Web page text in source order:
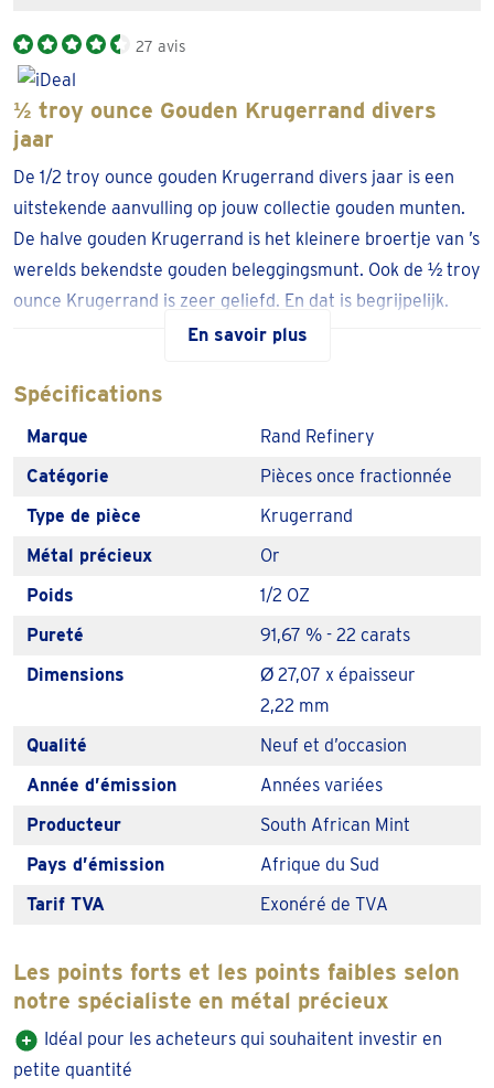
27 avis
½ troy ounce Gouden Krugerrand divers
jaar
De 1/2 troy ounce gouden Krugerrand divers jaar is een
uitstekende aanvulling op jouw collectie gouden munten.
De halve gouden Krugerrand is het kleinere broertje van ’s
werelds bekendste gouden beleggingsmunt. Ook de ½ troy
ounce Krugerrand is zeer geliefd. En dat is begrijpelijk.
Het karakteristieke ontwerp, de kleur, zuiverheid,
geliefd.
De1/2 troy ounce gouden Krugerrandheeft een
korte levertijd en is vrijgesteld van btw.
Laat de Krugerrand thuisbezorgen of haal hem op in
De ½ gouden Krugerrand
kleinere hoeveelheden tegelijk. De halve Krugerrand
maakt het mogelijk om ook in kleinere hoeveelheden goud
te verzamelen. En tegelijk makkelijker om in kleine
hoeveelheden te (her)verdelen of eventueel te schenken.
Zo werd de gouden Krugerrand geliefd
De Krugerrand is de allereerste gouden beleggingsmunt
van de wereld. Hij werd voor het eerst geslagen in 1967 in
munt kreeg daarom exact één troy ounce goud in zich. De
handel in goud ging ook toen al in troy ounces, waardoor
de gouden Krugerrand perfect was voor beleggers en
handelaren in goud.
En savoir plus
Spécifications
Marque
Rand Refinery
Catégorie
Pièces once fractionnée
Type de pièce
Krugerrand
Métal précieux
Or
Poids
1/2 OZ
Pureté
91,67 % - 22 carats
Dimensions
Ø 27,07 x épaisseur
2,22 mm
Qualité
Neuf et d’occasion
Année d’émission
Années variées
Producteur
South African Mint
Pays d’émission
Afrique du Sud
Tarif TVA
Exonéré de TVA
Les points forts et les points faibles selon
notre spécialiste en métal précieux
Idéal pour les acheteurs qui souhaitent investir en
petite quantité